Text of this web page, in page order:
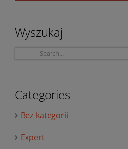
Wyszukaj
Categories
Bez kategorii
Expert